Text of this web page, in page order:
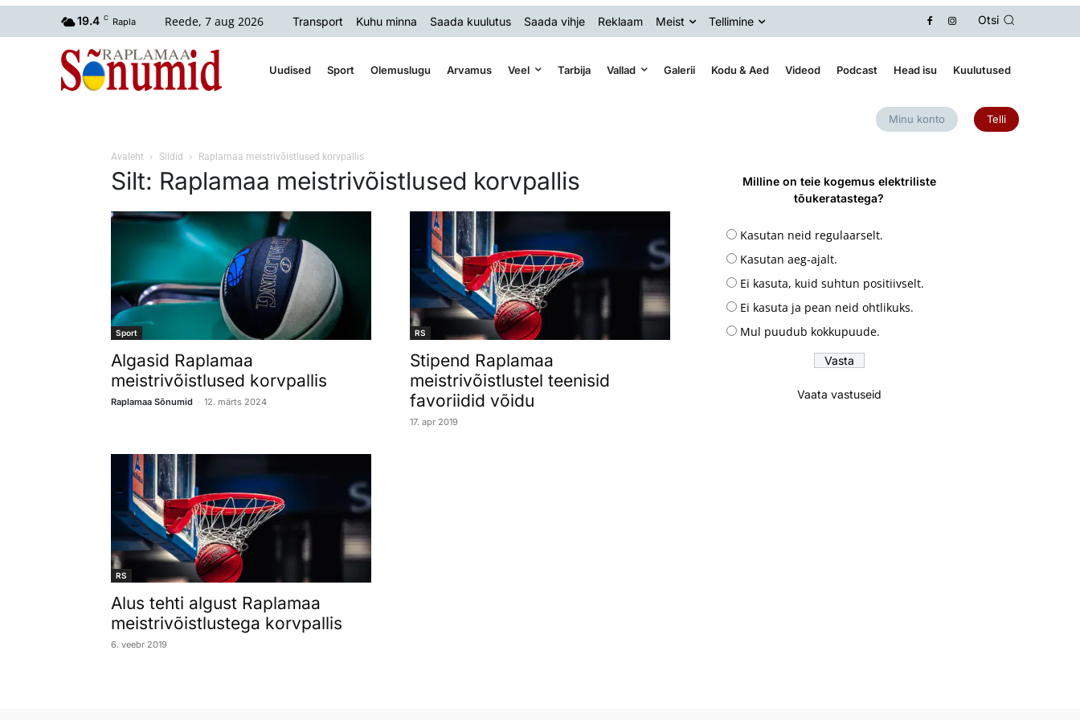
19.4 C Rapla Reede, 7 aug 2026 Transport Kuhu minna Saada kuulutus Saada vihje Reklaam Meist Tellimine Otsi
Uudised Sport Olemuslugu Arvamus Veel Tarbija Vallad Galerii Kodu & Aed Videod Podcast Head isu Kuulutused
Minu konto Telli
Avaleht Sildid Raplamaa meistrivõistlused korvpallis
Silt: Raplamaa meistrivõistlused korvpallis
Sport
Algasid Raplamaa
meistrivõistlused korvpallis
Raplamaa Sõnumid - 12. märts 2024
RS
Stipend Raplamaa
meistrivõistlustel teenisid
favoriidid võidu
17. apr 2019
RS
Alus tehti algust Raplamaa
meistrivõistlustega korvpallis
6. veebr 2019
Milline on teie kogemus elektriliste
tõukeratastega?
Kasutan neid regulaarselt.
Kasutan aeg-ajalt.
Ei kasuta, kuid suhtun positiivselt.
Ei kasuta ja pean neid ohtlikuks.
Mul puudub kokkupuude.
Vaata vastuseid